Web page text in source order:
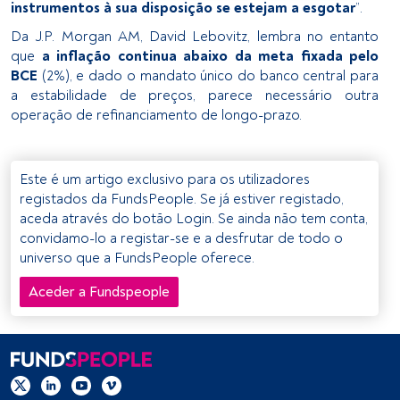
e/ou aceder às mesmas. Publicidade e conteúdo
personalizados, medição de publicidade e conteúdo,
pesquisa de audiência e desenvolvimento de serviços.
Lista de parceiros (fornecedores)
instrumentos à sua disposição se estejam a esgotar”.
Da J.P. Morgan AM, David Lebovitz, lembra no entanto
que a inflação continua abaixo da meta fixada pelo
BCE (2%), e dado o mandato único do banco central para
a estabilidade de preços, parece necessário outra
operação de refinanciamento de longo-prazo.
Este é um artigo exclusivo para os utilizadores
registados da FundsPeople. Se já estiver registado,
aceda através do botão Login. Se ainda não tem conta,
convidamo-lo a registar-se e a desfrutar de todo o
universo que a FundsPeople oferece.
Aceder a Fundspeople